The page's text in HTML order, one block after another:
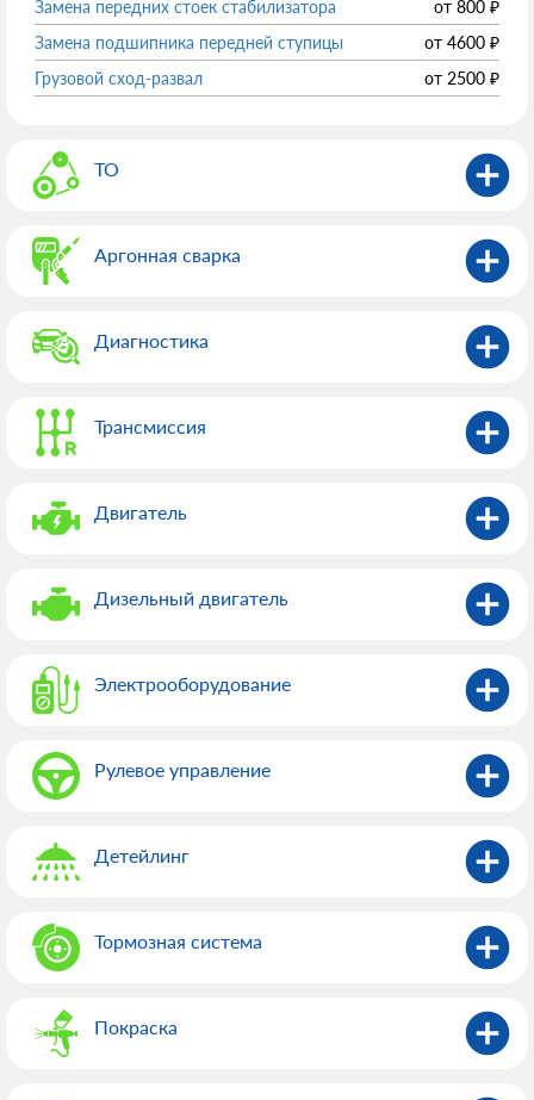
Замена передних стоек стабилизатора от 800 ₽
Замена подшипника передней ступицы
от 4600 ₽
Грузовой сход-развал
от 2500 ₽
ТО
Аргонная сварка
Диагностика
Трансмиссия
Двигатель
Дизельный двигатель
Электрооборудованиe
Рулевое управление
Детейлинг
Тормозная система
Покраска